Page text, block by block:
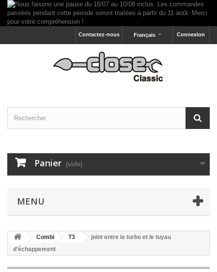
Connexion
Français
Contactez-nous
Panier (vide)
MENU
Combi T3
joint entre le turbo et le tuyau
d'échappement